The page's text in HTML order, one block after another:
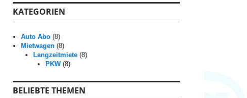
h
e
n
a
c
KATEGORIEN
Auto Abo (8)
Mietwagen (8)
Langzeitmiete (8)
PKW(8)
BELIEBTE THEMEN